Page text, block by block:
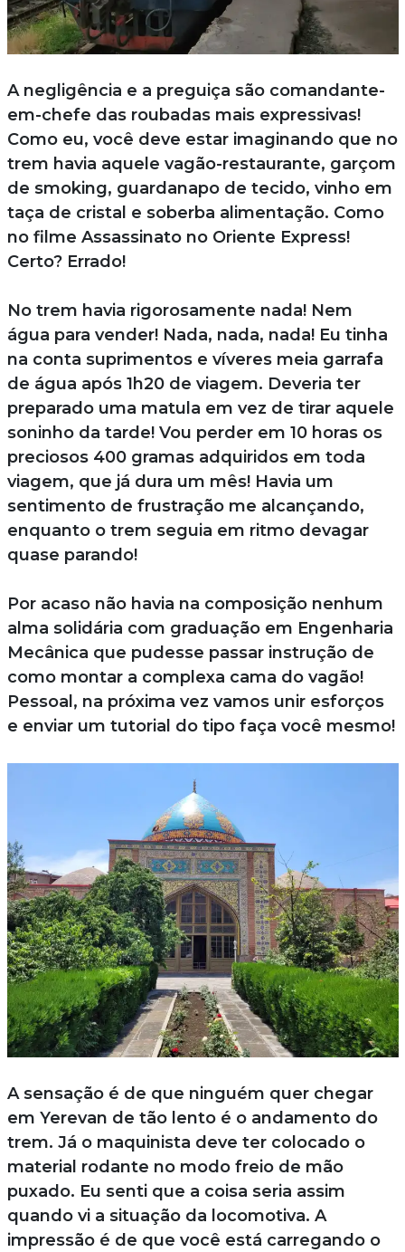
A negligência e a preguiça são comandante-
em-chefe das roubadas mais expressivas!
Como eu, você deve estar imaginando que no
trem havia aquele vagão-restaurante, garçom
de smoking, guardanapo de tecido, vinho em
taça de cristal e soberba alimentação. Como
no filme Assassinato no Oriente Express!
Certo? Errado!
No trem havia rigorosamente nada! Nem
água para vender! Nada, nada, nada! Eu tinha
na conta suprimentos e víveres meia garrafa
de água após 1h20 de viagem. Deveria ter
preparado uma matula em vez de tirar aquele
soninho da tarde! Vou perder em 10 horas os
preciosos 400 gramas adquiridos em toda
viagem, que já dura um mês! Havia um
sentimento de frustração me alcançando,
enquanto o trem seguia em ritmo devagar
quase parando!
Por acaso não havia na composição nenhum
alma solidária com graduação em Engenharia
Mecânica que pudesse passar instrução de
como montar a complexa cama do vagão!
Pessoal, na próxima vez vamos unir esforços
e enviar um tutorial do tipo faça você mesmo!
A sensação é de que ninguém quer chegar
em Yerevan de tão lento é o andamento do
trem. Já o maquinista deve ter colocado o
material rodante no modo freio de mão
puxado. Eu senti que a coisa seria assim
quando vi a situação da locomotiva. A
impressão é de que você está carregando o